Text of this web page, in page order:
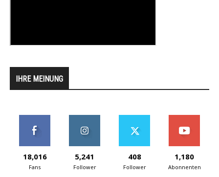
IHRE MEINUNG
18,016
Fans
5,241
Follower
408
Follower
1,180
Abonnenten